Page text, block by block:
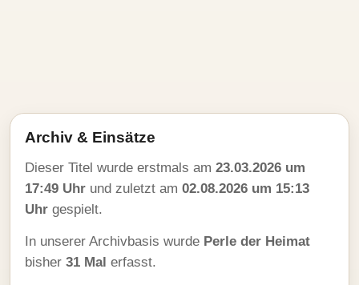
Archiv & Einsätze
Dieser Titel wurde erstmals am 23.03.2026 um
17:49 Uhr und zuletzt am 02.08.2026 um 15:13
Uhr gespielt.
In unserer Archivbasis wurde Perle der Heimat
bisher 31 Mal erfasst.